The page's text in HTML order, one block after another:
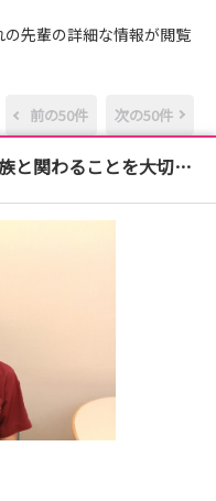
先輩の詳細な情報が閲覧
前の50件 次の50件
ことを大切にしています。